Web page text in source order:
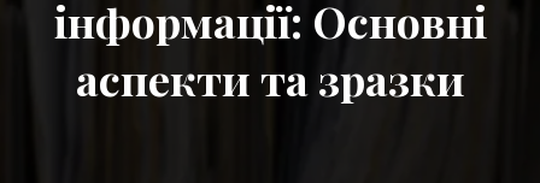
інформації: Основні
аспекти та зразки